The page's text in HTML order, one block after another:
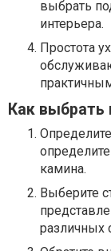
выбрать
интерьера.
Простота
Как выбрать
камина.
Выберите
различных